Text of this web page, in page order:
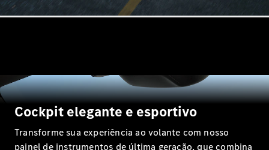
Coupés
CLA Coupé
Mercedes-
AMG GT
Coupé
Mercedes-
Cockpit elegante e esportivo
Transforme sua experiência ao volante com nosso
painel de instrumentos de última geração, que combina